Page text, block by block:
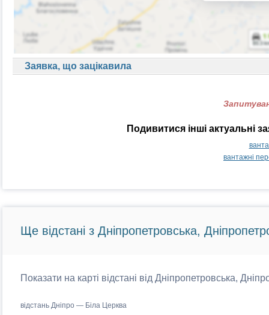
Заявка, що зацікавила
Подивитися інші актуальні
вантажні
Ще відстані з Дніпропетровська,
Показати на карті відстані від Дніпропетровська,
відстань Дніпро — Біла Церква